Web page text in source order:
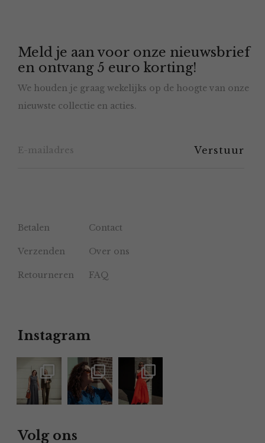
Meld je aan voor onze nieuwsbrief
en ontvang 5 euro korting!
We houden je graag wekelijks op de hoogte van onze
nieuwste collectie en acties.
Betalen Contact
Verzenden Over ons
Retourneren FAQ
Instagram
Volg ons